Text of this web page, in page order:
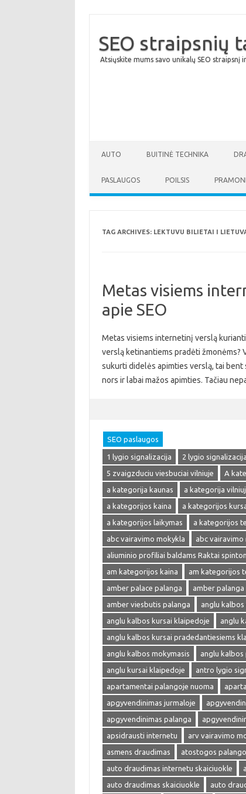
SEO straipsnių
Atsiųskite mums savo unikalų SEO
AUTO BUITINĖ TECHNIKA
PASLAUGOS POILSIS
TAG ARCHIVES: LEKTUVU BILIETAI I
Metas visiems
apie SEO
Metas visiems internetinį verslą
verslą ketinantiems pradėti žmonėms?
sukurti didelės apimties verslą, tai
nors ir labai mažos apimties. Tačiau
SEO paslaugos
1 lygio signalizacija 2 lygio signalizacija
5 zvaigzduciu viesbuciai vilniuje
A
a kategorija kaunas
a kategorija
a kategorijos kaina
a kategorijos
a kategorijos laikymas
a kategorijos
abc vairavimo mokykla
abc vairavimo
aliuminio profiliai baldams Raktai
am kategorijos kaina
am kategorijos
amber palace palanga
amber palanga
amber viesbutis palanga
anglu
anglu kalbos kursai klaipedoje
anglu
anglu kalbos kursai pradedantiesiems
anglu kalbos mokymasis
anglu kalbos
anglu kursai klaipedoje
antro lygio
apartamentai palangoje nuoma
apgyvendinimas jurmaloje
apgyvendinimas palanga
apsidrausti internetu
arv vairavimo
asmens draudimas
atostogos
auto draudimas internetu skaiciuokle
auto draudimas skaiciuokle
auto